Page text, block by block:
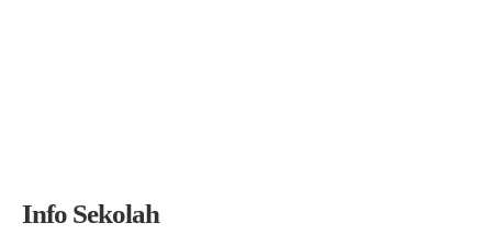
Info Sekolah